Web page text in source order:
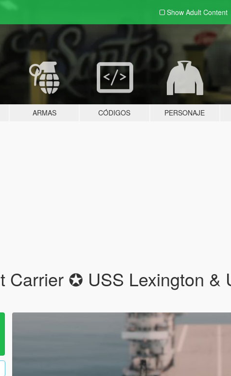
Show Adult Content
ARMAS CÓDIGOS PERSONAJE
✪ USS Lexington &